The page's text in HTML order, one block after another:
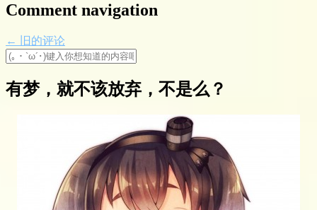
Comment navigation
← 旧的评论
有梦，就不该放弃，不是么？